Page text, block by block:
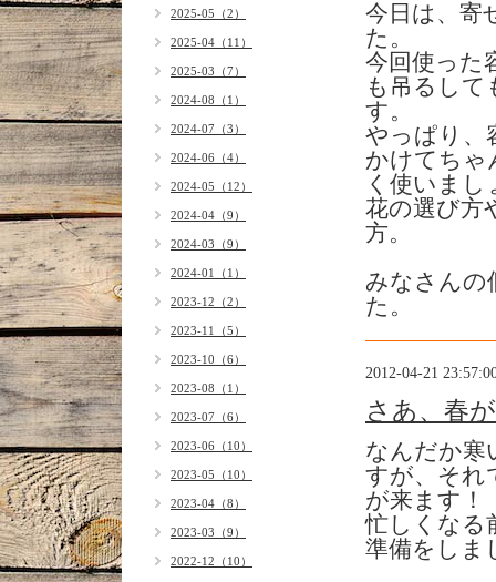
今日は、寄
た。
今回使った
も吊るして
す。
やっぱり、
かけてちゃ
く使いまし
花の選び方
方。
みなさんの
た。
2012-04-21
さあ、春
なんだか寒
すが、それ
が来ます！
忙しくなる
準備をしま
2025-05（2）
2025-04（11）
2025-03（7）
2024-08（1）
2024-07（3）
2024-06（4）
2024-05（12）
2024-04（9）
2024-03（9）
2024-01（1）
2023-12（2）
2023-11（5）
2023-10（6）
2023-08（1）
2023-07（6）
2023-06（10）
2023-05（10）
2023-04（8）
2023-03（9）
2022-12（10）